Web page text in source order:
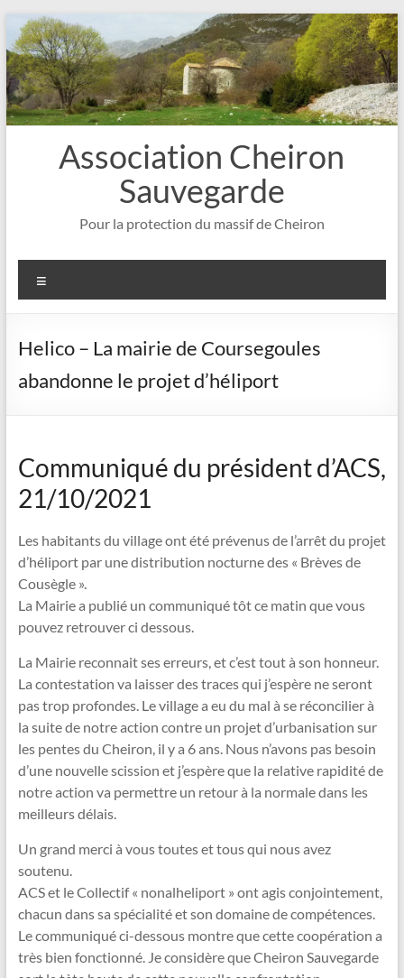
Aller
au
contenu
Association Cheiron
Sauvegarde
Pour la protection du massif de Cheiron
Helico – La mairie de Coursegoules
abandonne le projet d’héliport
Communiqué du président d’ACS,
21/10/2021
Les habitants du village ont été prévenus de l’arrêt du projet
d’héliport par une distribution nocturne des « Brèves de
Cousègle ».
La Mairie a publié un communiqué tôt ce matin que vous
pouvez retrouver ci dessous.
La Mairie reconnait ses erreurs, et c’est tout à son honneur.
La contestation va laisser des traces qui j’espère ne seront
pas trop profondes. Le village a eu du mal à se réconcilier à
la suite de notre action contre un projet d’urbanisation sur
les pentes du Cheiron, il y a 6 ans. Nous n’avons pas besoin
d’une nouvelle scission et j’espère que la relative rapidité de
notre action va permettre un retour à la normale dans les
meilleurs délais.
Un grand merci à vous toutes et tous qui nous avez
soutenu.
ACS et le Collectif « nonalheliport » ont agis conjointement,
chacun dans sa spécialité et son domaine de compétences.
Le communiqué ci-dessous montre que cette coopération a
très bien fonctionné. Je considère que Cheiron Sauvegarde